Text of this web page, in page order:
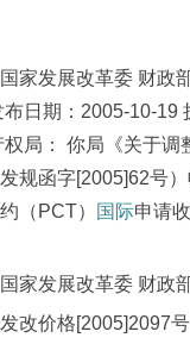
家发展改革委 财政
布日期：2005-10-19
局： 你局《关于调
规函字[2005]62号）
（PCT） 国际申请
家发展改革委 财政
价格[2005]2097号